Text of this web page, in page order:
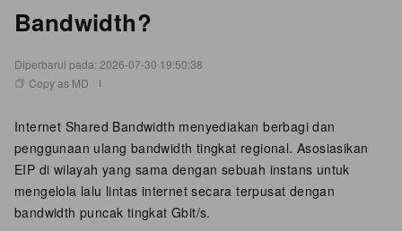
Bandwidth?
Diperbarui pada: 2026-07-30 19:50:38
Copy as MD
Internet Shared Bandwidth menyediakan berbagi dan
penggunaan ulang bandwidth tingkat regional. Asosiasikan
EIP di wilayah yang sama dengan sebuah instans untuk
mengelola lalu lintas internet secara terpusat dengan
bandwidth puncak tingkat Gbit/s.